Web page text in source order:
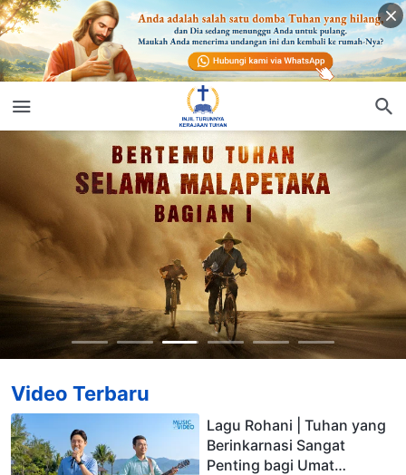
Video Terbaru
Lagu Rohani | Tuhan yang
Berinkarnasi Sangat
Penting bagi Umat